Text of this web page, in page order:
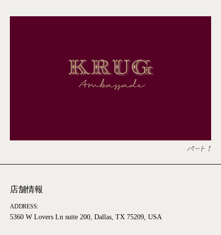
パート 1
店舗情報
ADDRESS:
5360 W Lovers Ln suite 200, Dallas, TX 75209, USA